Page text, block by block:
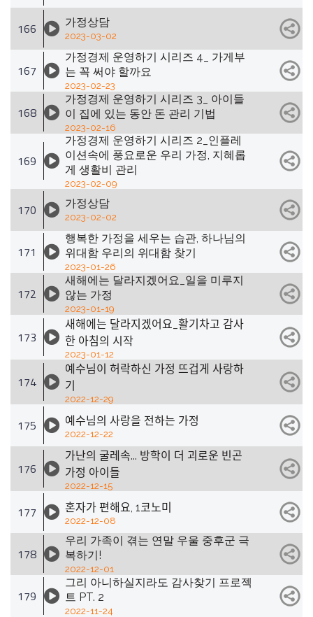
166 가정상담
2023-03-02
167
가정경제 운영하기 시리즈 4_ 가게부
는 꼭 써야 할까요
2023-02-23
168
가정경제 운영하기 시리즈 3_ 아이들
이 집에 있는 동안 돈 관리 기법
2023-02-16
169
가정경제 운영하기 시리즈 2_인플레
이션속에 풍요로운 우리 가정, 지혜롭
게 생활비 관리
2023-02-09
170 가정상담
2023-02-02
171
행복한 가정을 세우는 습관, 하나님의
위대함 우리의 위대함 찾기
2023-01-26
172
새해에는 달라지겠어요_일을 미루지
않는 가정
2023-01-19
173
새해에는 달라지겠어요_활기차고 감사
한 아침의 시작
2023-01-12
174
예수님이 허락하신 가정 뜨겁게 사랑하
기
2022-12-29
175 예수님의 사랑을 전하는 가정
2022-12-22
176
가난의 굴레속... 방학이 더 괴로운 빈곤
가정 아이들
2022-12-15
177 혼자가 편해요, 1코노미
2022-12-08
178
우리 가족이 겪는 연말 우울 중후군 극
복하기!
2022-12-01
179
그리 아니하실지라도 감사찾기 프로젝
트 PT. 2
2022-11-24